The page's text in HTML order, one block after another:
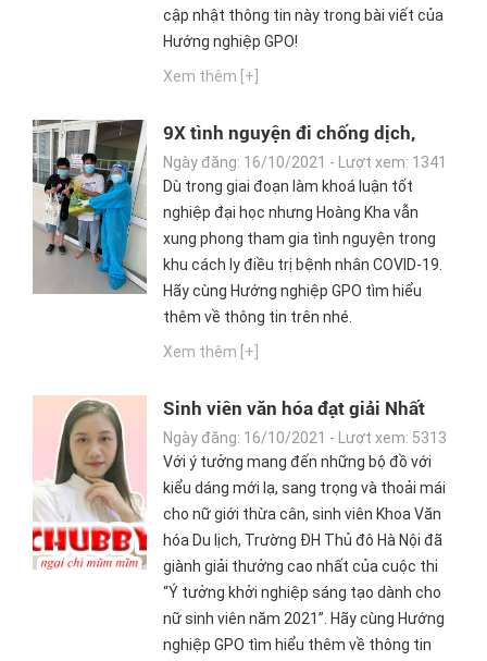
cập nhật thông tin này trong bài viết của
Hướng nghiệp GPO!
Xem thêm [+]
9X tình nguyện đi chống dịch,
ngày vận chuyển oxy, đêm làm
khoá luận tốt nghiệp
Ngày đăng: 16/10/2021 - Lượt xem: 1341
Dù trong giai đoạn làm khoá luận tốt
nghiệp đại học nhưng Hoàng Kha vẫn
xung phong tham gia tình nguyện trong
khu cách ly điều trị bệnh nhân COVID-19.
Hãy cùng Hướng nghiệp GPO tìm hiểu
thêm về thông tin trên nhé.
Xem thêm [+]
Sinh viên văn hóa đạt giải Nhất
cuộc thi về ý tưởng khởi nghiệp
sáng tạo
Ngày đăng: 16/10/2021 - Lượt xem: 5313
Với ý tưởng mang đến những bộ đồ với
kiểu dáng mới lạ, sang trọng và thoải mái
cho nữ giới thừa cân, sinh viên Khoa Văn
hóa Du lịch, Trường ĐH Thủ đô Hà Nội đã
giành giải thưởng cao nhất của cuộc thi
“Ý tưởng khởi nghiệp sáng tạo dành cho
nữ sinh viên năm 2021”. Hãy cùng Hướng
nghiệp GPO tìm hiểu thêm về thông tin